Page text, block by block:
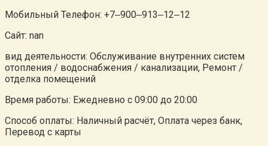
Мобильный Телефон: +7‒900‒913‒12‒12
Сайт: nan
вид деятельности: Обслуживание внутренних систем
отопления / водоснабжения / канализации, Ремонт /
отделка помещений
Время работы: Ежедневно с 09:00 до 20:00
Способ оплаты: Наличный расчёт, Оплата через банк,
Перевод с карты